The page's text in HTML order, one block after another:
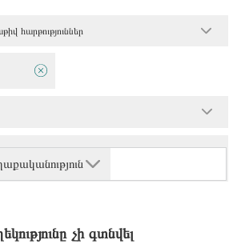
հարթություններ
չի գտնվել